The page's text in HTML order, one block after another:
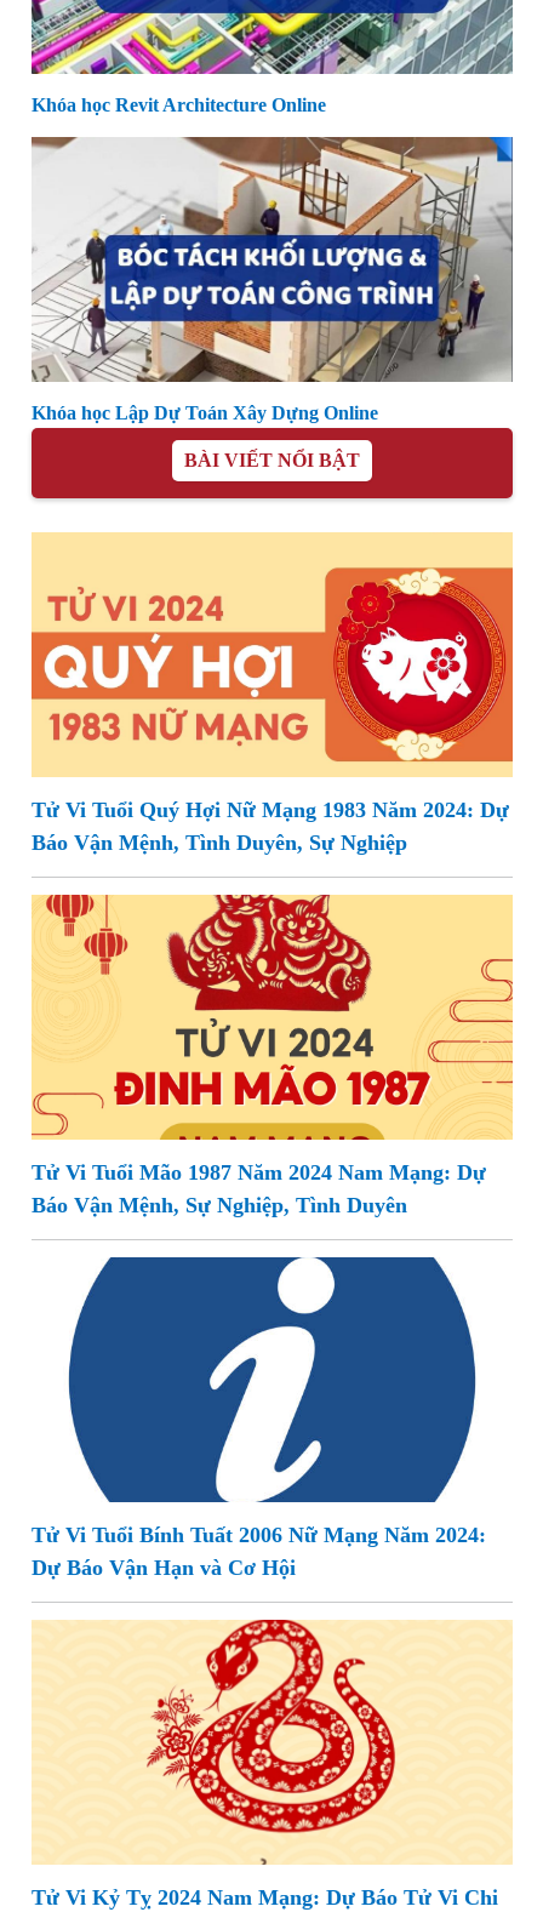
Khóa học Revit Architecture Online
Khóa học Lập Dự Toán Xây Dựng Online
BÀI VIẾT NỔI BẬT
Tử Vi Tuổi Quý Hợi Nữ Mạng 1983 Năm 2024: Dự
Báo Vận Mệnh, Tình Duyên, Sự Nghiệp
Tử Vi Tuổi Mão 1987 Năm 2024 Nam Mạng: Dự
Báo Vận Mệnh, Sự Nghiệp, Tình Duyên
Tử Vi Tuổi Bính Tuất 2006 Nữ Mạng Năm 2024:
Dự Báo Vận Hạn và Cơ Hội
Tử Vi Kỷ Tỵ 2024 Nam Mạng: Dự Báo Tử Vi Chi